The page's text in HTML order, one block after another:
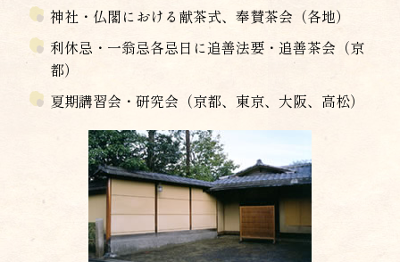
神社・仏閣における献茶式、奉賛茶会（各地）
利休忌・一翁忌各忌日に追善法要・追善茶会（京
都）
夏期講習会・研究会（京都、東京、大阪、高松）